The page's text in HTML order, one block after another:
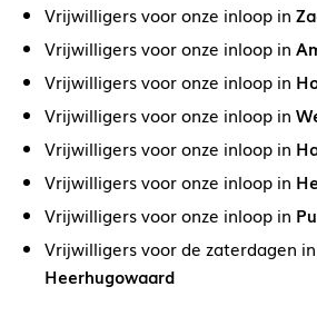
Vrijwilligers voor onze inloop in
Vrijwilligers voor onze inloop in
Vrijwilligers voor onze inloop in
Vrijwilligers voor onze inloop in
Vrijwilligers voor onze inloop in
Vrijwilligers voor onze inloop in
Vrijwilligers voor onze inloop in
Vrijwilligers voor de zaterdagen
Heerhugowaard